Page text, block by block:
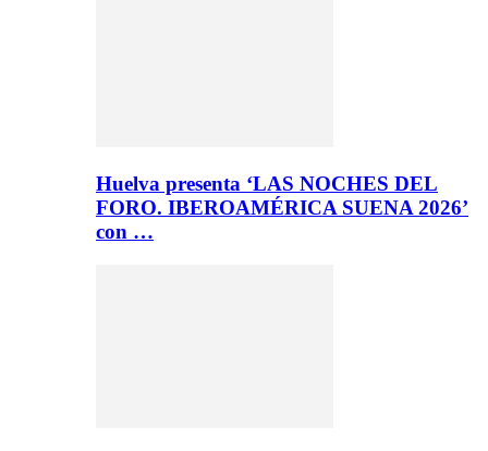
Huelva presenta ‘LAS NOCHES DEL
FORO. IBEROAMÉRICA SUENA 2026’
con …